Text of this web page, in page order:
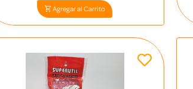
Agregar al Carrito